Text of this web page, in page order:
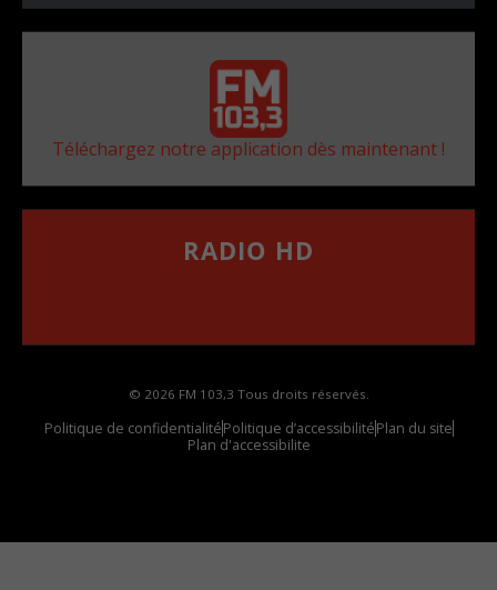
Téléchargez notre application dès maintenant !
RADIO HD
© 2026 FM 103,3 Tous droits réservés.
Politique de confidentialitéPolitique d’accessibilitéPlan du site
Plan d'accessibilite